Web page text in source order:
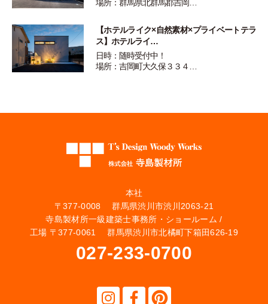
場所：群馬県北群馬郡吉岡…
【ホテルライク×自然素材×プライベートテラ
ス】ホテルライ…
日時：随時受付中！
場所：吉岡町大久保３３４…
本社
〒377-0008 群馬県渋川市渋川2063-21
寺島製材所一級建築士事務所・ショールーム /
工場 〒377-0061 群馬県渋川市北橘町下箱田626-19
027-233-0700